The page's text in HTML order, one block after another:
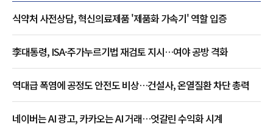
식약처 사전상담, 혁신의료제품 '제품화 가속기' 역할 입증
李대통령, ISA·주가누르기법 재검토 지시…여야 공방 격화
역대급 폭염에 공정도 안전도 비상…건설사, 온열질환 차단 총력
네이버는 AI 광고, 카카오는 AI 거래…엇갈린 수익화 시계